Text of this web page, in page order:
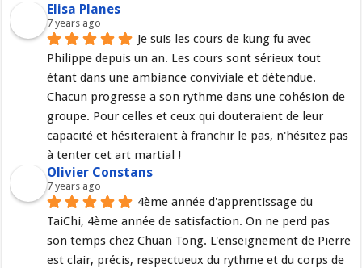
Elisa Planes
7 years ago
Je suis les cours de kung fu avec
Philippe depuis un an. Les cours sont sérieux tout
étant dans une ambiance conviviale et détendue.
Chacun progresse a son rythme dans une cohésion de
groupe. Pour celles et ceux qui douteraient de leur
capacité et hésiteraient à franchir le pas, n'hésitez pas
à tenter cet art martial !
Olivier Constans
7 years ago
4ème année d'apprentissage du
TaiChi, 4ème année de satisfaction. On ne perd pas
son temps chez Chuan Tong. L'enseignement de Pierre
est clair, précis, respectueux du rythme et du corps de